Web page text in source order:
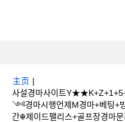
主页 |
사설경마사이트
༺경마시행언제M경마+베팅+
간☬제이드팰리스+골프장경마